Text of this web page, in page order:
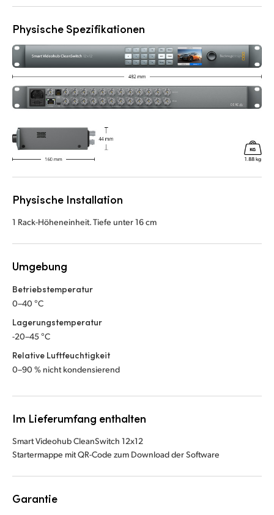
Physische Spezifikationen
Physische Installation
1 Rack-Höheneinheit. Tiefe unter 16 cm
Umgebung
Betriebstemperatur
0–40 °C
Lagerungstemperatur
-20–45 °C
Relative Luftfeuchtigkeit
0–90 % nicht kondensierend
Im Lieferumfang enthalten
Smart Videohub CleanSwitch 12x12
Startermappe mit QR-Code zum Download der Software
Garantie